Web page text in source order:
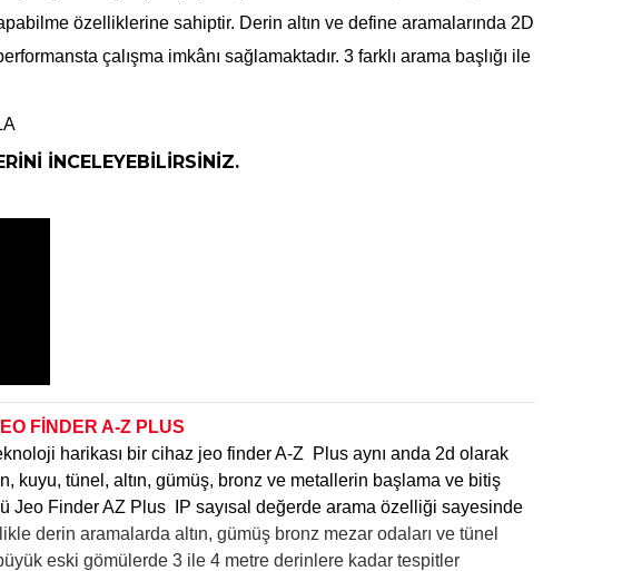
özelliklerine sahiptir. Derin altın ve define aramalarında 2D
çalışma imkânı sağlamaktadır. 3 farklı arama başlığı ile
İNCELEYEBİLİRSİNİZ.
FİNDER A-ZPLUS
harikası bir cihaz jeo finder A-Z Plus aynı anda 2d olarak
kuyu, tünel, altın, gümüş, bronz ve metallerin başlama ve bitiş
Jeo Finder AZ Plus IP sayısal değerde arama özelliği sayesinde
derin aramalarda altın, gümüş bronz mezar odaları ve tünel
eski gömülerde 3 ile 4 metre derinlere kadar tespitler